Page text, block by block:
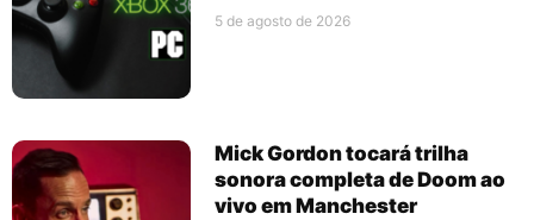
5 de agosto de 2026
Mick Gordon tocará trilha
sonora completa de Doom ao
vivo em Manchester